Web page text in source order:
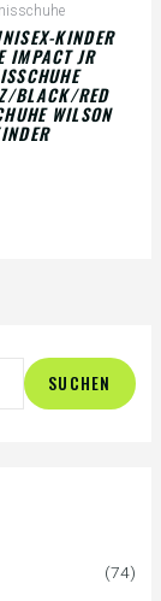
KINDER
IMPACT JR
BLACK/RED
WILSON
SUCHEN
(74)